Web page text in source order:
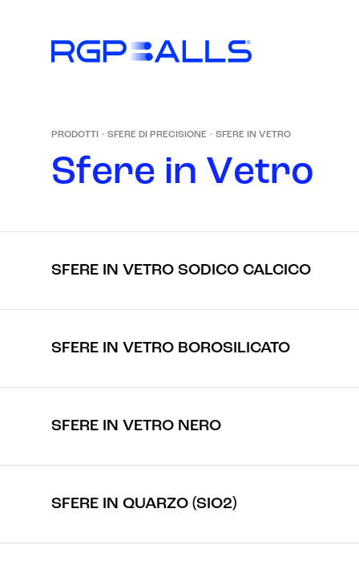
PRODOTTI · SFERE DI PRECISIONE · SFERE IN VETRO
Sfere in Vetro
SFERE IN VETRO SODICO CALCICO
SFERE IN VETRO BOROSILICATO
SFERE IN VETRO NERO
SFERE IN QUARZO (SIO2)